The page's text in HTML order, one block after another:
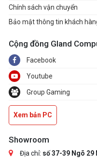
Chính sách vận chuyển
Bảo mật thông tin khách
Cộng đồng Gland
Facebook
Youtube
Group Gaming
Xem bản PC
Showroom
Địa chỉ: số 37-39 Ngõ 29